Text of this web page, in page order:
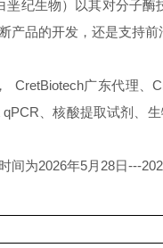
纪生物）以其对分子
产品的开发，还是支持
CretBiotech广东代理、
、核酸提取试剂、
为2026年5月28日---